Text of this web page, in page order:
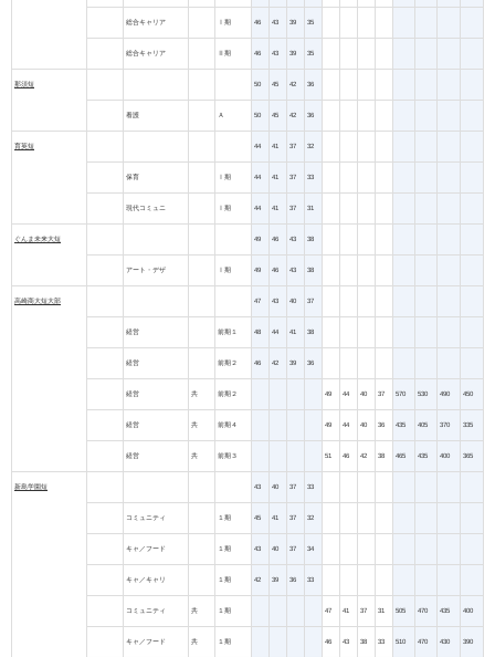
総合キャリア Ⅰ期 46 43 39 35
総合キャリア Ⅱ期 46 43 39 35
那須短 50 45 42 36
看護 Ａ 50 45 42 36
育英短 44 41 37 32
保育 Ⅰ期 44 41 37 33
現代コミュニ Ⅰ期 44 41 37 31
ぐんま未来大短 49 46 43 38
アート・デザ Ⅰ期 49 46 43 38
高崎商大短大部 47 43 40 37
経営 前期１ 48 44 41 38
経営 前期２ 46 42 39 36
経営 共 前期２ 49 44 40 37 570 530 490 450
経営 共 前期４ 49 44 40 36 435 405 370 335
経営 共 前期３ 51 46 42 38 465 435 400 365
新島学園短 43 40 37 33
コミュニティ １期 45 41 37 32
キャ／フード １期 43 40 37 34
キャ／キャリ １期 42 39 36 33
コミュニティ 共 １期 47 41 37 31 505 470 435 400
キャ／フード 共 １期 46 43 38 33 510 470 430 390